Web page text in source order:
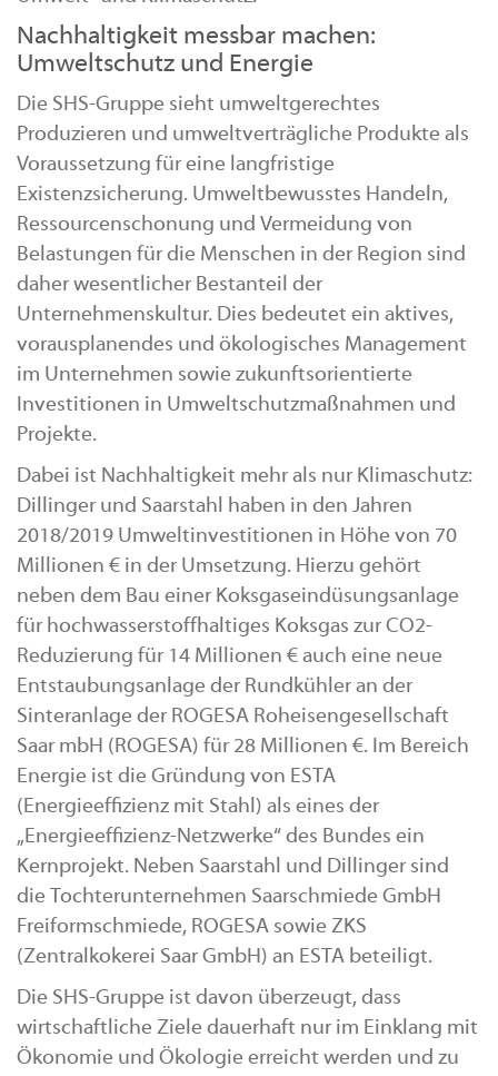
Nachhaltigkeit messbar machen:
Umweltschutz und Energie
Die SHS-Gruppe sieht umweltgerechtes
Produzieren und umweltverträgliche Produkte als
Voraussetzung für eine langfristige
Existenzsicherung. Umweltbewusstes Handeln,
Ressourcenschonung und Vermeidung von
Belastungen für die Menschen in der Region sind
daher wesentlicher Bestanteil der
Unternehmenskultur. Dies bedeutet ein aktives,
vorausplanendes und ökologisches Management
im Unternehmen sowie zukunftsorientierte
Investitionen in Umweltschutzmaßnahmen und
Projekte.
Dabei ist Nachhaltigkeit mehr als nur Klimaschutz:
Dillinger und Saarstahl haben in den Jahren
2018/2019 Umweltinvestitionen in Höhe von 70
Millionen € in der Umsetzung. Hierzu gehört
neben dem Bau einer Koksgaseindüsungsanlage
für hochwasserstoffhaltiges Koksgas zur CO2-
Reduzierung für 14 Millionen € auch eine neue
Entstaubungsanlage der Rundkühler an der
Sinteranlage der ROGESA Roheisengesellschaft
Saar mbH (ROGESA) für 28 Millionen €. Im Bereich
Energie ist die Gründung von ESTA
(Energieeffizienz mit Stahl) als eines der
„Energieeffizienz-Netzwerke“ des Bundes ein
Kernprojekt. Neben Saarstahl und Dillinger sind
die Tochterunternehmen Saarschmiede GmbH
Freiformschmiede, ROGESA sowie ZKS
(Zentralkokerei Saar GmbH) an ESTA beteiligt.
Die SHS-Gruppe ist davon überzeugt, dass
wirtschaftliche Ziele dauerhaft nur im Einklang mit
Ökonomie und Ökologie erreicht werden und zu